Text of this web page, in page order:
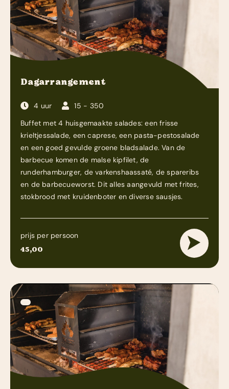
Dagarrangement
4 uur
15 - 350
Buffet met 4 huisgemaakte salades: een frisse
krieltjessalade, een caprese, een pasta-pestosalade
en een goed gevulde groene bladsalade. Van de
barbecue komen de malse kipfilet, de
runderhamburger, de varkenshaassaté, de spareribs
en de barbecueworst. Dit alles aangevuld met frites,
stokbrood met kruidenboter en diverse sausjes.
prijs per persoon
45,00